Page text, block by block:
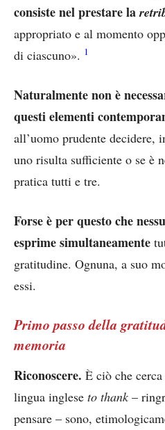
consiste nel prestare la
appropriato e al momento
di ciascuno». 1
Naturalmente non è
questi elementi
all’uomo prudente decidere,
uno risulta sufficiente o se è
pratica tutti e tre.
Forse è per questo che
esprime simultaneamente
gratitudine. Ognuna, a suo
essi.
Primo passo della
memoria
Riconoscere. È ciò che
lingua inglese to thank –
pensare – sono,